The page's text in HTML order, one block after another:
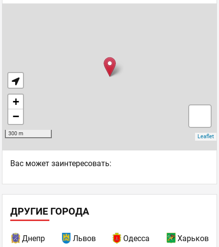
Ваc может заинтересовать:
ДРУГИЕ ГОРОДА
Днепр Львов Одесса Харьков